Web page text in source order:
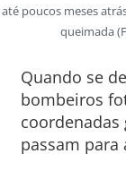
até poucos meses
queimada
Quando se
bombeiros
coordenadas
passam para